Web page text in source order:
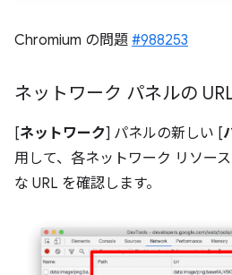
Chromium の問題 #988253
ネットワーク パネルの
[ネットワーク] パネルの新しい [
用して、各ネットワーク リソー
な URL を確認します。